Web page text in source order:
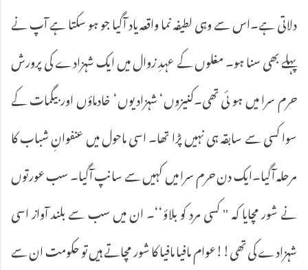
دلاتی ہے۔اس سے وہی لطیفہ نما واقعہ یاد آگیا جو ہو سکتا ہے آپ نے
پہلے بھی سنا ہو۔ مغلوں کے عہدِ زوال میں ایک شہزادے کی پرورش
حرم سرا میں ہو ئی تھی۔کنیزوں‘ شہزادیوں‘ خادماؤں اور بیگمات کے
سوا کسی سے سابقہ ہی نہیں پڑا تھا۔ اسی ماحول میں عنفوانِ شباب کا
مرحلہ آگیا۔ایک دن حرم سرا میں کہیں سے سانپ آگیا۔ سب عورتوں
نے شور مچایا کہ '' کسی مرد کو بلاؤ‘‘۔ ان میں سب سے بلند آواز اسی
شہزادے کی تھی!!عوام مافیا مافیا کا شور مچاتے ہیں تو حکومت ان سے